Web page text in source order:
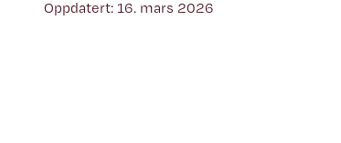
Oppdatert: 16. mars 2026